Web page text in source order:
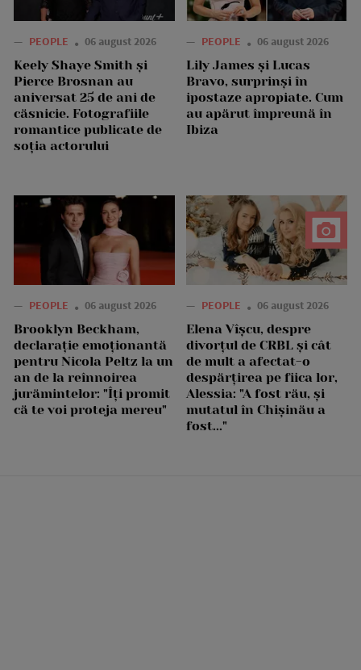
— PEOPLE 06 august 2026
Keely Shaye Smith și
Pierce Brosnan au
aniversat 25 de ani de
căsnicie. Fotografiile
romantice publicate de
soția actorului
— PEOPLE 06 august 2026
Lily James și Lucas
Bravo, surprinși în
ipostaze apropiate. Cum
au apărut împreună în
Ibiza
— PEOPLE 06 august 2026
Brooklyn Beckham,
declarație emoționantă
pentru Nicola Peltz la un
an de la reînnoirea
jurămintelor: "Îți promit
că te voi proteja mereu"
— PEOPLE 06 august 2026
Elena Vîșcu, despre
divorțul de CRBL și cât
de mult a afectat-o
despărțirea pe fiica lor,
Alessia: "A fost rău, și
mutatul în Chișinău a
fost..."